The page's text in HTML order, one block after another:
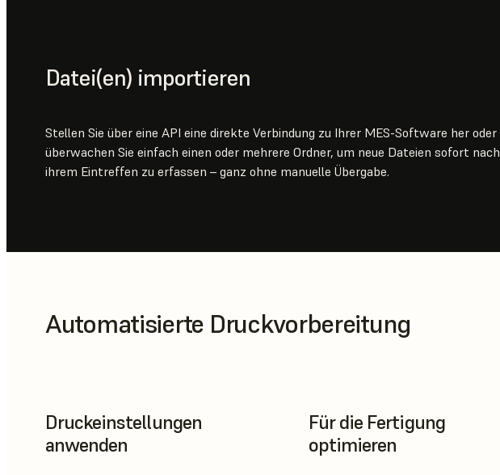
Datei(en) importieren
Stellen Sie über eine API eine direkte Verbindung zu Ihrer MES-Software her oder
überwachen Sie einfach einen oder mehrere Ordner, um neue Dateien sofort nach
ihrem Eintreffen zu erfassen – ganz ohne manuelle Übergabe.
Automatisierte Druckvorbereitung
Druckeinstellungen
anwenden
Für die Fertigung
optimieren